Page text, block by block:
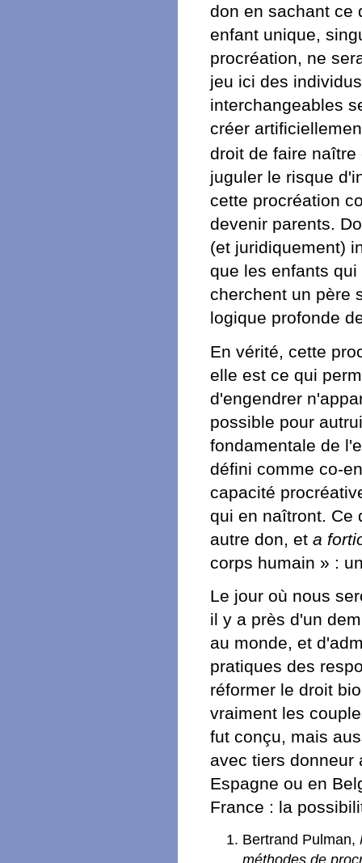
don en sachant ce
enfant unique,
procréation, ne
jeu ici des
interchangeables
créer
droit de faire
juguler le risque
cette procréation
devenir parents.
(et juridiquement)
que les enfants
cherchent un père
logique profonde
En vérité, cette
elle est ce qui
d'engendrer
possible pour
fondamentale de
défini comme co-
capacité
qui en naîtront. Ce
autre don, et a
corps humain » :
Le jour où nous
il y a près d'un
au monde, et
pratiques des
réformer le droit
vraiment les
fut conçu, mais
avec tiers donneur
Espagne ou en
France : la
Bertrand Pulman,